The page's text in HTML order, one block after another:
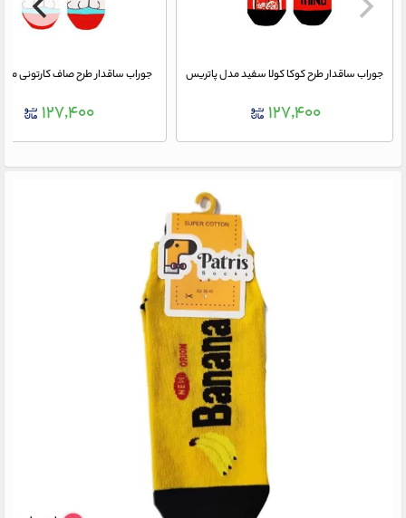
جوراب ساقدار طرح کوکا کولا سفید مدل پاتریس
۱۲۷,۴۰۰
جوراب ساقدار طرح صاف کارتونی
۱۲۷,۴۰۰